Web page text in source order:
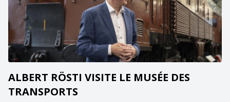
ALBERT RÖSTI VISITE LE MUSÉE DES
TRANSPORTS